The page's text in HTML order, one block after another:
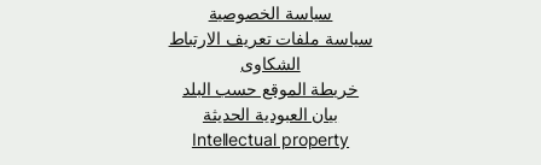
سياسة الخصوصية
سياسة ملفات تعريف الارتباط
الشكاوى
خريطة الموقع حسب البلد
بيان العبودية الحديثة
Intellectual property